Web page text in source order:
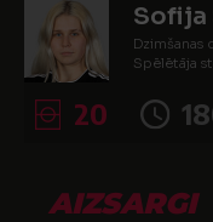
Sofija
Spēlētāja
20
AIZSARGI